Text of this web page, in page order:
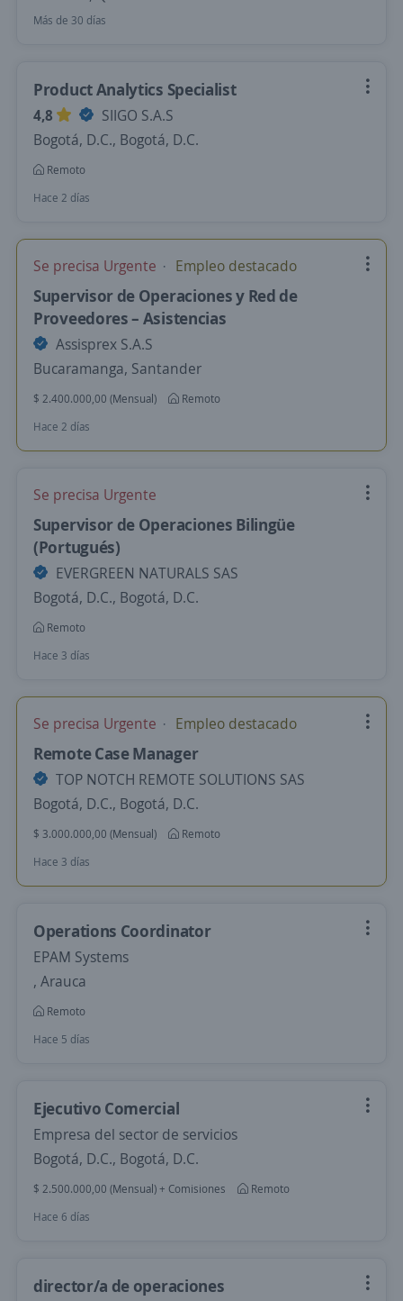
Más de 30 días
Product Analytics Specialist
4,8
SIIGO S.A.S
Bogotá, D.C., Bogotá, D.C.
Remoto
Hace 2 días
Se precisa Urgente Empleo destacado
Supervisor de Operaciones y Red de
Proveedores – Asistencias
Assisprex S.A.S
Bucaramanga, Santander
$ 2.400.000,00 (Mensual)
Remoto
Hace 2 días
Se precisa Urgente
Supervisor de Operaciones Bilingüe
(Portugués)
EVERGREEN NATURALS SAS
Bogotá, D.C., Bogotá, D.C.
Remoto
Hace 3 días
Se precisa Urgente Empleo destacado
Remote Case Manager
TOP NOTCH REMOTE SOLUTIONS SAS
Bogotá, D.C., Bogotá, D.C.
$ 3.000.000,00 (Mensual)
Remoto
Hace 3 días
Operations Coordinator
EPAM Systems
, Arauca
Remoto
Hace 5 días
Ejecutivo Comercial
Empresa del sector de servicios
Bogotá, D.C., Bogotá, D.C.
$ 2.500.000,00 (Mensual) + Comisiones
Remoto
Hace 6 días
director/a de operaciones